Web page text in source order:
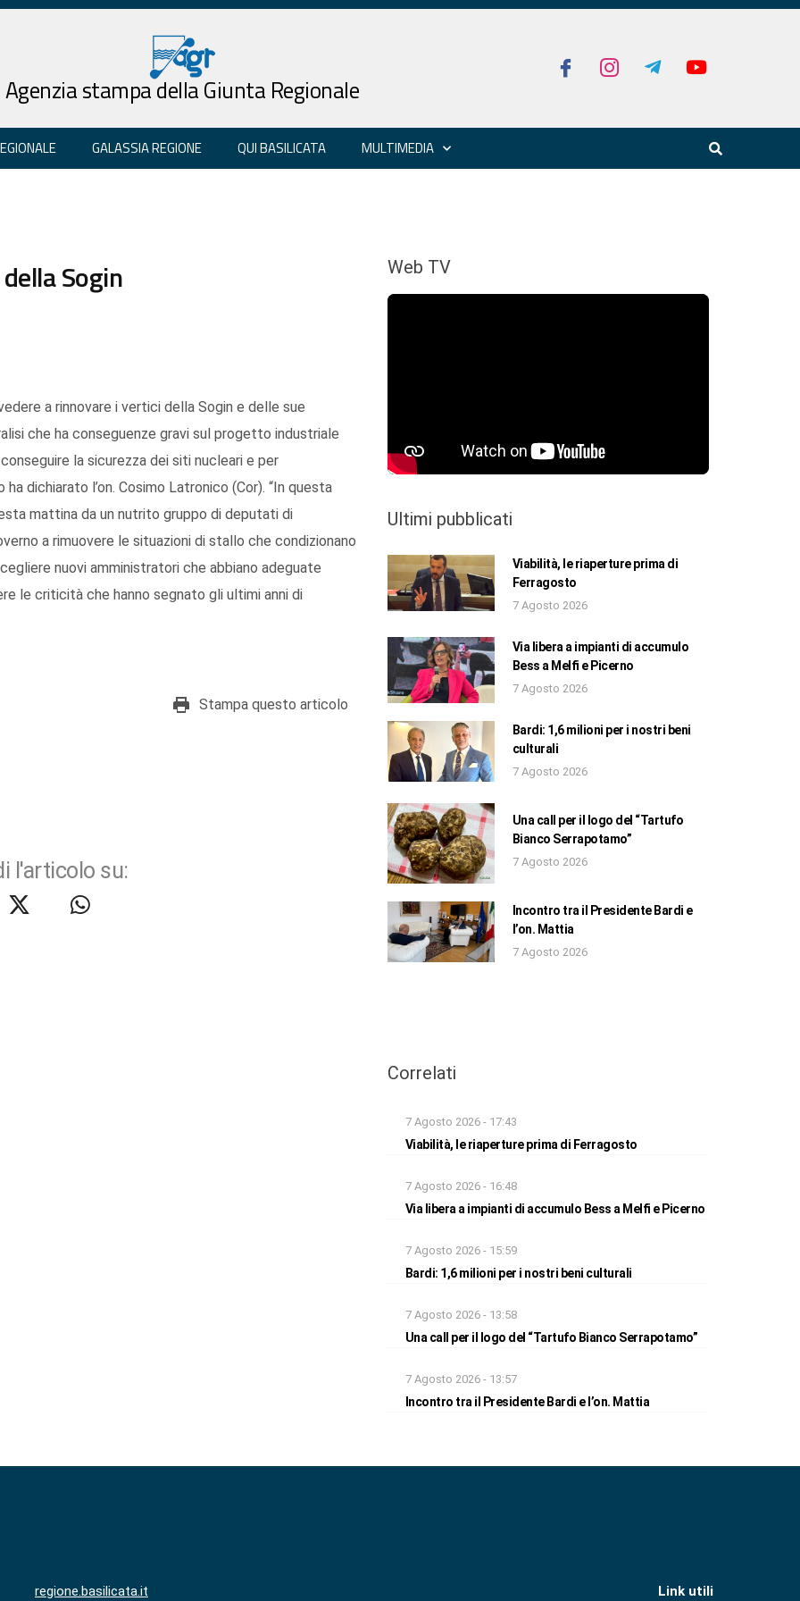
Agenzia stampa della Giunta Regionale
GALASSIA REGIONE QUI BASILICATA MULTIMEDIA
Sogin
a rinnovare i vertici della Sogin e delle sue
che ha conseguenze gravi sul progetto industriale
la sicurezza dei siti nucleari e per
dichiarato l’on. Cosimo Latronico (Cor). “In questa
mattina da un nutrito gruppo di deputati di
a rimuovere le situazioni di stallo che condizionano
nuovi amministratori che abbiano adeguate
le criticità che hanno segnato gli ultimi anni di
Stampa questo articolo
l'articolo su:
Web TV
Ultimi pubblicati
Viabilità, le riaperture prima di
Ferragosto
7 Agosto 2026
Via libera a impianti di accumulo
Bess a Melfi e Picerno
7 Agosto 2026
Bardi: 1,6 milioni per i nostri beni
culturali
7 Agosto 2026
Una call per il logo del “Tartufo
Bianco Serrapotamo”
7 Agosto 2026
Incontro tra il Presidente Bardi e
l’on. Mattia
7 Agosto 2026
Correlati
7 Agosto 2026 - 17:43
Viabilità, le riaperture prima di Ferragosto
7 Agosto 2026 - 16:48
Via libera a impianti di accumulo Bess a Melfi e Picerno
7 Agosto 2026 - 15:59
Bardi: 1,6 milioni per i nostri beni culturali
7 Agosto 2026 - 13:58
Una call per il logo del “Tartufo Bianco Serrapotamo”
7 Agosto 2026 - 13:57
Incontro tra il Presidente Bardi e l’on. Mattia
regione.basilicata.it Link utili